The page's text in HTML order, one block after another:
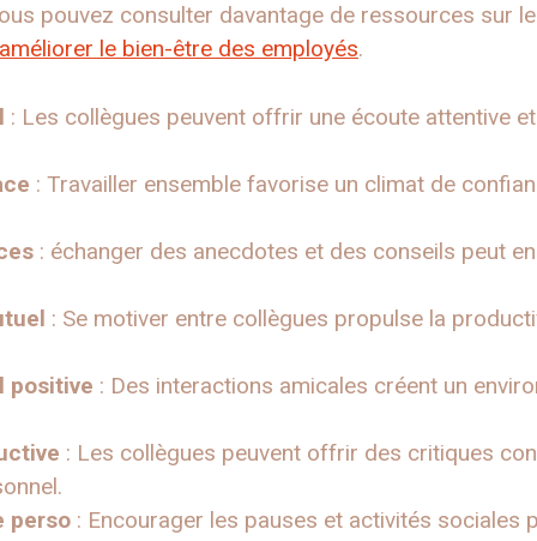
pouvez consulter davantage de ressources sur
le bien-être des employés.
: Les collègues peuvent offrir une écoute attentive
: Travailler ensemble favorise un climat de
: échanger des anecdotes et des conseils peut
: Se motiver entre collègues propulse la
positive : Des interactions amicales créent un
: Les collègues peuvent offrir des critiques
perso : Encourager les pauses et activités sociales